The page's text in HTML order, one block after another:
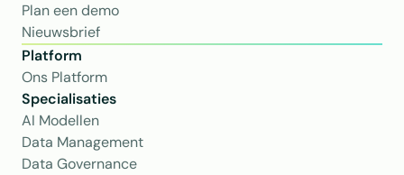
Plan een demo
Nieuwsbrief
Platform
Ons Platform
Specialisaties
AI Modellen
Data Management
Data Governance